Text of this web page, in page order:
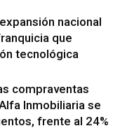
nacional
que
tecnológica
compraventas
Inmobiliaria se
frente al 24%